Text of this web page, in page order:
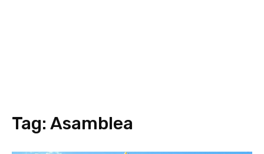
Tag: Asamblea